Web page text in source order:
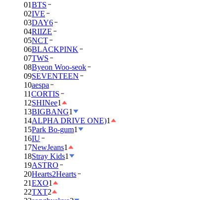
01BTS
02IVE
03DAY6
04RIIZE
05NCT
06BLACKPINK
07TWS
08Byeon Woo-seok
09SEVENTEEN
10aespa
11CORTIS
12SHINee1
13BIGBANG1
14ALPHA DRIVE ONE)1
15Park Bo-gum1
16IU
17NewJeans1
18Stray Kids1
19ASTRO
20Hearts2Hearts
21EXO1
22TXT2